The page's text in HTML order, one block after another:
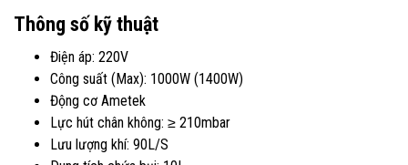
Thông số kỹ thuật
Điện áp: 220V
Công suất (Max): 1000W (1400W)
Động cơ Ametek
Lực hút chân không: ≥ 210mbar
Lưu lượng khí: 90L/S